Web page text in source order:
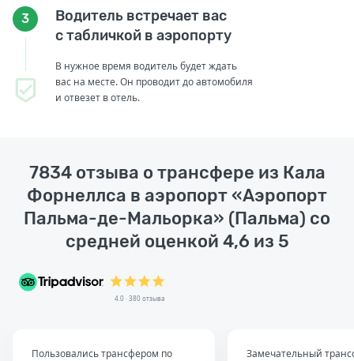
3
Водитель встречает вас
с табличкой в аэропорту
В нужное время водитель будет ждать
вас на месте. Он проводит до автомобиля
и отвезет в отель.
7834 отзыва о трансфере из Кала
Форнеллса в аэропорт «Аэропорт
Пальма-де-Мальорка» (Пальма) со
средней оценкой 4,6 из 5
4.0 · 380 отзыва
Пользовались трансфером по Замечательный